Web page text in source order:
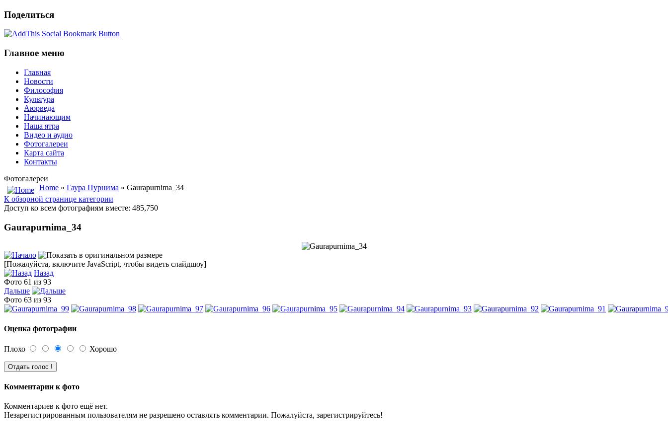
Поделиться
Главное меню
Главная
Новости
Философия
Культура
Аюрведа
Начинающим
Наша ятра
Видео и аудио
Фотогалереи
Карта сайта
Контакты
Фотогалереи
Home » Гаура Пурнима » Gaurapurnima_34
К обзорной странице категории
Доступ ко всем фотографиям вместе: 485,750
Gaurapurnima_34
[Пожалуйста, включите JavaScript, чтобы видеть слайдшоу]
Назад
Фото 61 из 93
Дальше
Фото 63 из 93
Оценка фотографии
Плохо Хорошо
Комментарии к фото
Комментариев к фото ещё нет.
Незарегистрированным пользователям не разрешено оставлять комментарии. Пожалуйста, зарегистрируйтесь!